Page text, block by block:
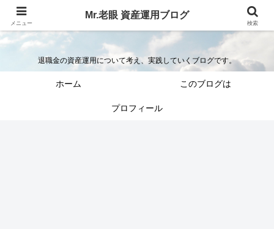
Mr.老眼の退職金を資産運用するブログ
退職金の資産運用について考え、実践していくブログです。
ホーム このブログは
プロフィール
メニュー
Mr.老眼 資産運用ブログ
検索